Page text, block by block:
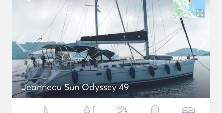
Jeanneau Sun Odyssey 49